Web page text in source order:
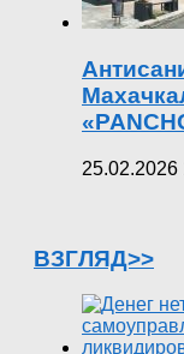
25.02.2026
ВЗГЛЯД>>